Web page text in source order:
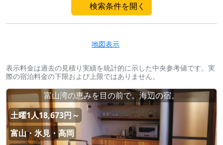
検索条件を開く
地図表示
表示料金は過去の見積り実績を統計的に示した中央参考値です。実
際の宿泊料金の下限および上限ではありません。
富山湾の恵みを目の前で。海辺の宿。
土曜1人18,673円～
富山・氷見・高岡